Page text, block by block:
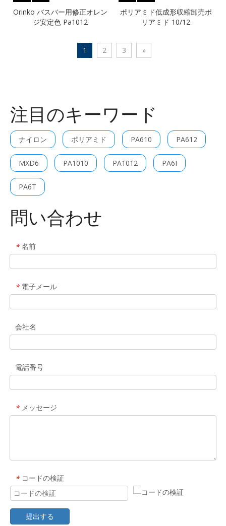
Orinko バスバー用修正オレン
ジ安定色 Pa1012
ポリアミド低成形収縮卸売ポ
リアミド 10/12
1 2 3 »
注目のキーワード
ナイロン ポリアミド PA610 PA612
MXD6 PA1010 PA1012 PA6I
PA6T
問い合わせ
* 名前
* 電子メール
会社名
電話番号
* メッセージ
* コードの検証
提出する